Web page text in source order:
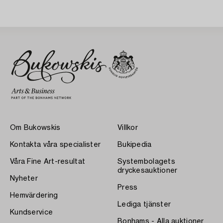
Om Bukowskis
Kontakta våra specialister
Våra Fine Art-resultat
Nyheter
Hemvärdering
Kundservice
Villkor
Bukipedia
Systembolagets
dryckesauktioner
Press
Lediga tjänster
Bonhams - Alla auktioner